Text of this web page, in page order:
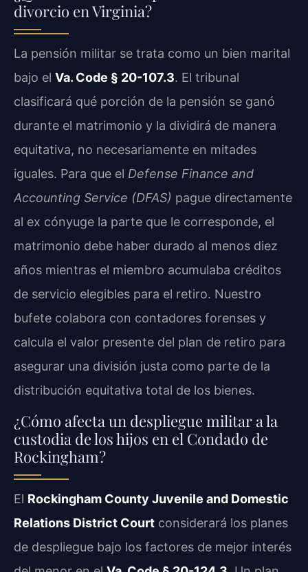
divorcio en Virginia?
La pensión militar se trata como un bien marital
bajo el Va. Code § 20-107.3. El tribunal
clasificará qué porción de la pensión se ganó
durante el matrimonio y la dividirá de manera
equitativa, no necesariamente en mitades
iguales. Para que el Defense Finance and
Accounting Service (DFAS) pague directamente
al ex cónyuge la parte que le corresponde, el
matrimonio debe haber durado al menos diez
años mientras el miembro acumulaba créditos
de servicio elegibles para el retiro. Nuestro
bufete colabora con contadores forenses y
calcula el valor presente del plan de retiro para
asegurar una división justa como parte de la
distribución equitativa total de los bienes.
¿Cómo afecta un despliegue militar a la
custodia de los hijos en el Condado de
Rockingham?
El Rockingham County Juvenile and Domestic
Relations District Court considerará los planes
de despliegue bajo los factores de mejor interés